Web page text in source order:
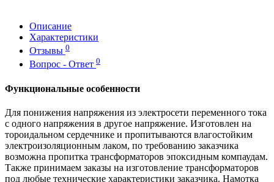
Описание
Характеристики
Отзывы 0
Вопрос - Ответ 0
Функциональные особенности
Для понижения напряжения из электросети переменного тока
с одного напряжения в другое напряжение. Изготовлен на
тороидальном сердечнике и пропитываются влагостойким
электроизоляционным лаком, по требованию заказчика
возможна пропитка трансформаторов эпоксидным компаудам.
Также принимаем заказы на изготовление трансформаторов
под любые технические характеристики заказчика. Намотка